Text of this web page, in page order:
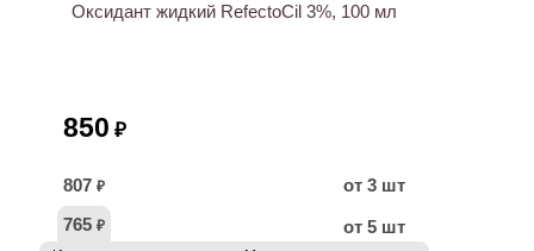
Оксидант жидкий RefectoCil 3%, 100 мл
850 ₽
807 ₽
от 3 шт
765 ₽ от 5 шт